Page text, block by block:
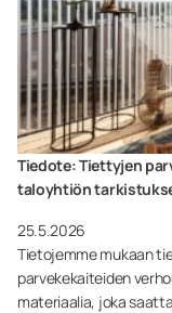
Tiedote: Tiettyjen
taloyhtiön
25.5.2026
Tietojemme mukaan
parvekekaiteiden
materiaalia, joka